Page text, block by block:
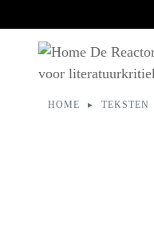
U bent
HOME TEKSTEN